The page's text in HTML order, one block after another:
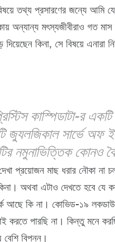
তথ্য প্রসারণের জন্যে আমি যে
অন্যান্য মৎস্যজীবীরাও গত
দিয়েছেন কিনা, সে বিষয়ে এনারা
কাস্পিডাটা-র
জ্যুলজিকাল সার্ভে অফ
নমুনাভিত্তিক কোনও
প্রয়োজন মাছ ধরার নৌকা না
অথবা এটাও দেখতে হবে যে
আছে কি না। কোভিড-১৯
করতে পারছি না। কিন্তু মনে
বিপন্ন।